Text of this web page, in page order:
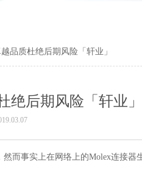
品质杜绝后期风险「轩业」
后期风险「轩业」
而事实上在网络上的Molex连接器